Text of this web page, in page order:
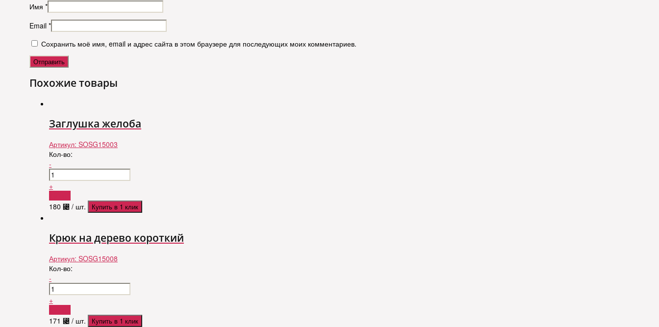
Имя *
Email *
Сохранить моё имя, email и адрес сайта в этом браузере для последующих моих комментариев.
Похожие товары
Заглушка желоба
Артикул: SOSG15003
Кол-во:
-
+
180 ⃄ / шт. Купить в 1 клик
Крюк на дерево короткий
Артикул: SOSG15008
Кол-во:
-
+
171 ⃄ / шт. Купить в 1 клик